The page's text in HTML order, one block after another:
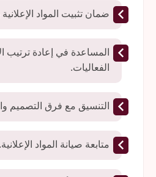
ضمان تثبيت المواد
المساعدة في إعادة ترتيب
الفعاليات.
التنسيق مع فرق التصميم
متابعة صيانة المواد الإعلانية.